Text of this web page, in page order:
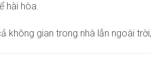
hài hòa.
không gian trong nhà lẫn ngoài trời,